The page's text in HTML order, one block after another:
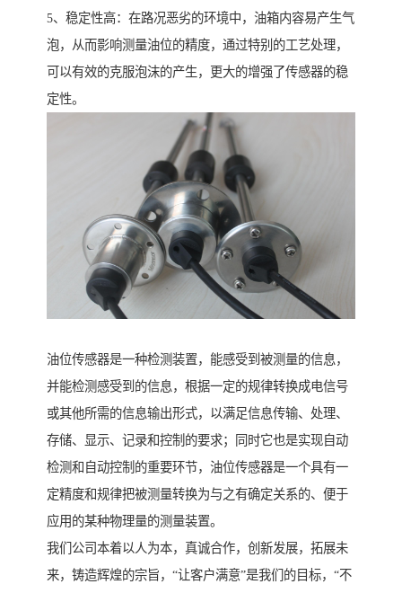
5、稳定性高：在路况恶劣的环境中，油箱内容易产生气
泡，从而影响测量油位的精度，通过特别的工艺处理，
可以有效的克服泡沫的产生，更大的增强了传感器的稳
定性。
油位传感器是一种检测装置，能感受到被测量的信息，
并能检测感受到的信息，根据一定的规律转换成电信号
或其他所需的信息输出形式，以满足信息传输、处理、
存储、显示、记录和控制的要求；同时它也是实现自动
检测和自动控制的重要环节，油位传感器是一个具有一
定精度和规律把被测量转换为与之有确定关系的、便于
应用的某种物理量的测量装置。
我们公司本着以人为本，真诚合作，创新发展，拓展未
来，铸造辉煌的宗旨，“让客户满意”是我们的目标，“不